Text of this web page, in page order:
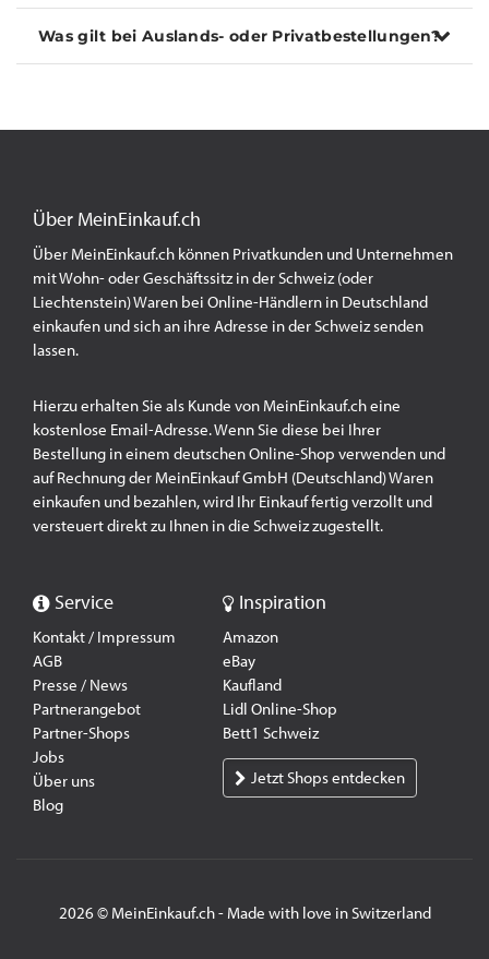
Was gilt bei Auslands- oder Privatbestellungen?
Über MeinEinkauf.ch
Über MeinEinkauf.ch können Privatkunden und Unternehmen
mit Wohn- oder Geschäftssitz in der Schweiz (oder
Liechtenstein) Waren bei Online-Händlern in Deutschland
einkaufen und sich an ihre Adresse in der Schweiz senden
lassen.
Hierzu erhalten Sie als Kunde von MeinEinkauf.ch eine
kostenlose Email-Adresse. Wenn Sie diese bei Ihrer
Bestellung in einem deutschen Online-Shop verwenden und
auf Rechnung der MeinEinkauf GmbH (Deutschland) Waren
einkaufen und bezahlen, wird Ihr Einkauf fertig verzollt und
versteuert direkt zu Ihnen in die Schweiz zugestellt.
Service
Kontakt / Impressum
AGB
Presse / News
Partnerangebot
Partner-Shops
Jobs
Über uns
Blog
Inspiration
Amazon
eBay
Kaufland
Lidl Online-Shop
Bett1 Schweiz
Jetzt Shops entdecken
2026 © MeinEinkauf.ch - Made with love in Switzerland